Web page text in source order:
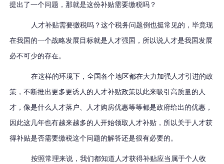
提出了一个问题，那就是这份补贴需要缴税吗？
人才补贴需要缴税吗？这个税务问题倒也挺常见的，毕竟现
在我国的一个战略发展目标就是人才强国，所以说人才是我国发展
必不可少的存在。
在这样的环境下，全国各个地区都在大力加强人才引进的政
策，不断推出更多更诱人的人才补贴政策以此来吸引高质量的人
才，像是什么人才落户、人才购房优惠等等都是政府给出的优惠，
因此这几年也有越来越多的人开始领取人才补贴，所以关于人才获
得补贴是否需要缴税这个问题的解答还是很有必要的。
按照常理来说，我们都知道人才获得补贴应当属于个人收